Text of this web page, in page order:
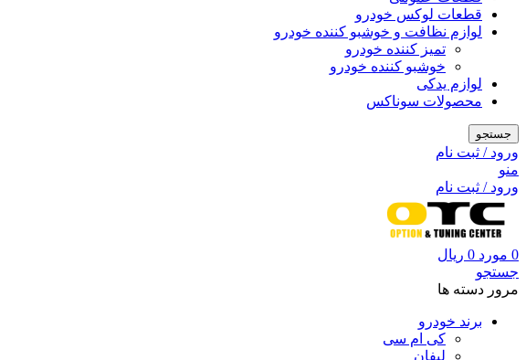
قطعات لوکس خودرو
لوازم نظافت و خوشبو کننده خودرو
تمیز کننده خودرو
خوشبو کننده خودرو
لوازم یدکی
محصولات سوناکس
جستجو
ورود / ثبت نام
منو
ورود / ثبت نام
0 مورد 0 ریال
جستجو
مرور دسته ها
برند خودرو
کی ام سی
لیفان